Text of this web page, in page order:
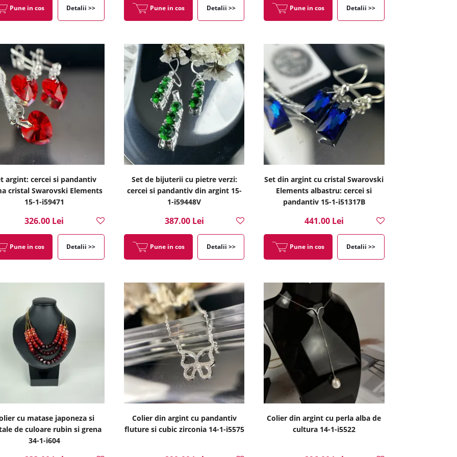
Pune in cos Detalii >> Pune in cos Detalii >> Pune in cos Detalii >>
argint: cercei si pandantiv
cristal Swarovski Elements
15-1-i59471
326.00 Lei
Pune in cos Detalii >>
Set de bijuterii cu pietre verzi:
cercei si pandantiv din argint 15-
1-i59448V
387.00 Lei
Pune in cos Detalii >>
Set din argint cu cristal Swarovski
Elements albastru: cercei si
pandantiv 15-1-i51317B
441.00 Lei
Pune in cos Detalii >>
cu matase japoneza si
de culoare rubin si grena
34-1-i604
Colier din argint cu pandantiv
fluture si cubic zirconia 14-1-i5575
Colier din argint cu perla alba de
cultura 14-1-i5522